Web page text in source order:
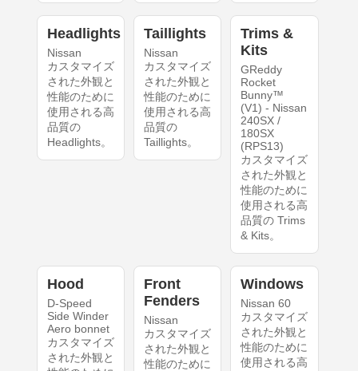
Headlights
Nissan
カスタマイズ
された外観と
性能のために
使用される高
品質の
Headlights。
Taillights
Nissan
カスタマイズ
された外観と
性能のために
使用される高
品質の
Taillights。
Trims &
Kits
GReddy
Rocket
Bunny™
(V1) - Nissan
240SX /
180SX
(RPS13)
カスタマイズ
された外観と
性能のために
使用される高
品質の Trims
& Kits。
Hood
D-Speed
Side Winder
Aero bonnet
カスタマイズ
された外観と
Front
Fenders
Nissan
カスタマイズ
された外観と
性能のために
Windows
Nissan 60
カスタマイズ
された外観と
性能のために
使用される高